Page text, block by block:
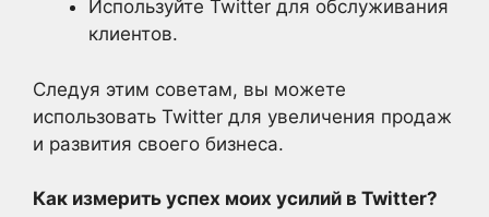
Используйте Twitter для обслуживания
клиентов.
Следуя этим советам, вы можете
использовать Twitter для увеличения продаж
и развития своего бизнеса.
Как измерить успех моих усилий в Twitter?